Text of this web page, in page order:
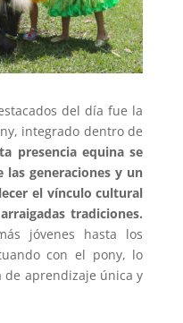
del día fue la
integrado dentro de
presencia equina se
generaciones y un
el vínculo cultural
tradiciones.
jóvenes hasta los
con el pony, lo
aprendizaje única y